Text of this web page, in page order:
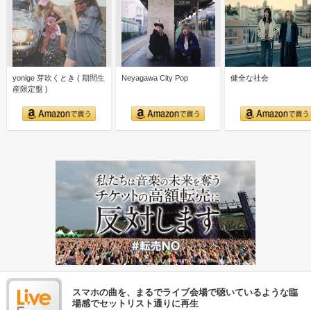
yonige 芽吹くとき ( 期間生
産限定盤 )
Neyagawa City Pop 健全な社会
スマホの曲を、まるでライブ会場で聴いているような臨
場感でセットリスト通りに再生